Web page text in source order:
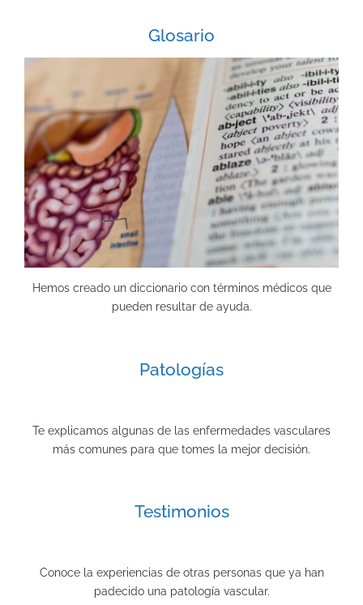
Glosario
Hemos creado un diccionario con términos médicos que
pueden resultar de ayuda.
Patologías
Te explicamos algunas de las enfermedades vasculares
más comunes para que tomes la mejor decisión.
Testimonios
Conoce la experiencias de otras personas que ya han
padecido una patología vascular.